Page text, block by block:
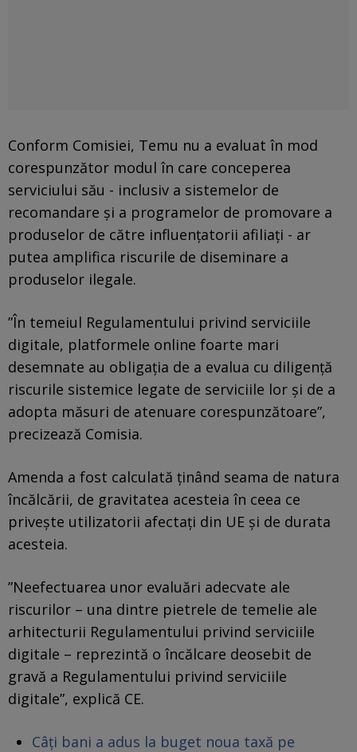
Conform Comisiei, Temu nu a evaluat în mod
corespunzător modul în care conceperea
serviciului său - inclusiv a sistemelor de
recomandare şi a programelor de promovare a
produselor de către influenţatorii afiliaţi - ar
putea amplifica riscurile de diseminare a
produselor ilegale.
”În temeiul Regulamentului privind serviciile
digitale, platformele online foarte mari
desemnate au obligaţia de a evalua cu diligenţă
riscurile sistemice legate de serviciile lor şi de a
adopta măsuri de atenuare corespunzătoare”,
precizează Comisia.
Amenda a fost calculată ţinând seama de natura
încălcării, de gravitatea acesteia în ceea ce
priveşte utilizatorii afectaţi din UE şi de durata
acesteia.
”Neefectuarea unor evaluări adecvate ale
riscurilor – una dintre pietrele de temelie ale
arhitecturii Regulamentului privind serviciile
digitale – reprezintă o încălcare deosebit de
gravă a Regulamentului privind serviciile
digitale”, explică CE.
Câți bani a adus la buget noua taxă pe